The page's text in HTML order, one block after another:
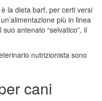
la dieta barf, per certi versi
più in linea
antenato “selvatico”, il
nutrizionista sono
cani